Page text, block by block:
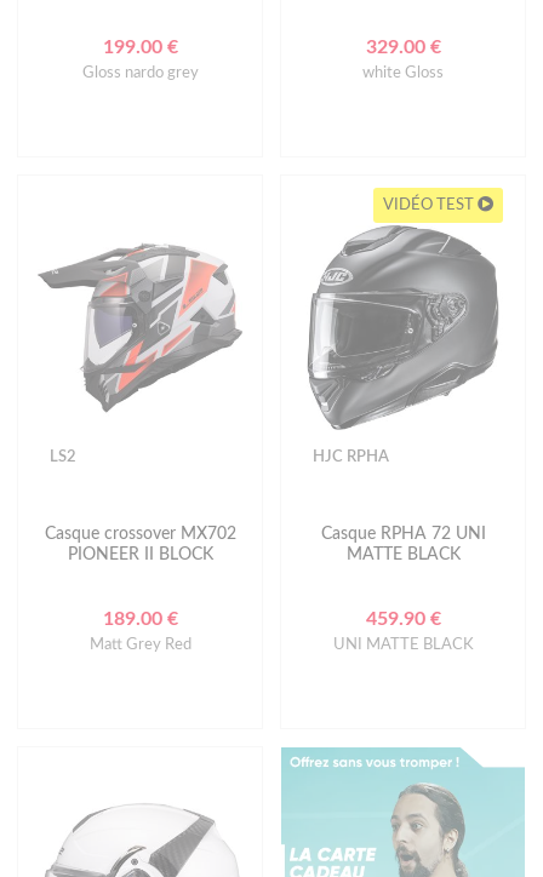
199.00 €
Gloss nardo grey
329.00 €
white Gloss
LS2
Casque crossover MX702
PIONEER II BLOCK
189.00 €
Matt Grey Red
VIDÉO TEST
HJC RPHA
Casque RPHA 72 UNI
MATTE BLACK
459.90 €
UNI MATTE BLACK